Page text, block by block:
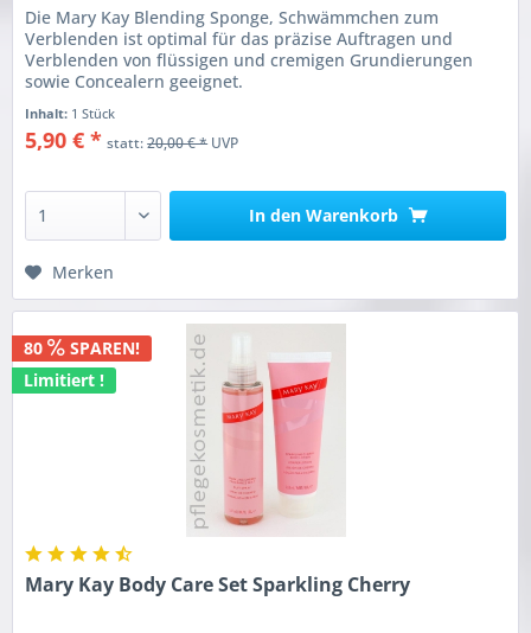
Die Mary Kay Blending Sponge, Schwämmchen zum
Verblenden ist optimal für das präzise Auftragen und
Verblenden von flüssigen und cremigen Grundierungen
sowie Concealern geeignet.
Inhalt: 1 Stück
5,90 € * statt:20,00 € *UVP
In den Warenkorb
Merken
80
SPAREN!
Limitiert !
Mary Kay Body Care Set Sparkling Cherry